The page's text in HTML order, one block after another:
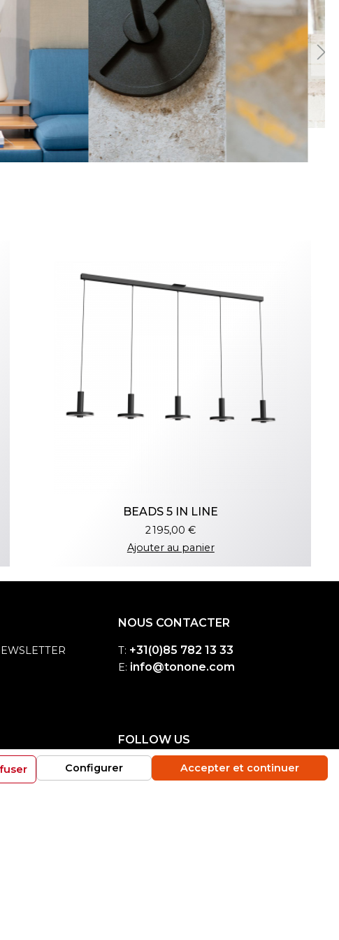
BEADS 5 IN LINE
2 195,00 €
Ajouter au panier
NOUS CONTACTER
T: +31(0)85 782 13 33
E: info@tonone.com
FOLLOW US
Configurer Accepter et continuer